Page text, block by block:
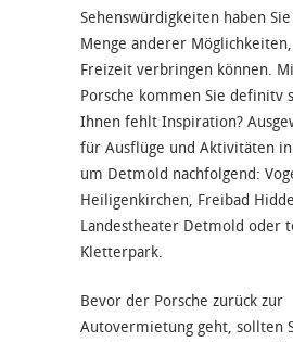
Sehenswürdigkeiten haben
Menge anderer
Freizeit verbringen können.
Porsche kommen Sie definitv
Ihnen fehlt Inspiration?
für Ausflüge und Aktivitäten
um Detmold nachfolgend:
Heiligenkirchen, Freibad
Landestheater Detmold oder
Kletterpark.
Bevor der Porsche zurück zur
Autovermietung geht, sollten